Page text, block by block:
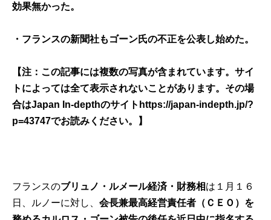
効果無かった。
・フランスの新聞社もゴーン氏の不正を公表し始めた。
【注：この記事には複数の写真が含まれています。サイ
トによっては全て表示されないことがあります。その場
合はJapan In-depthのサイト https://japan-indepth.jp/?
p=43747でお読みください。】
フランスのブリュノ・ルメール経済・財務相は１月１６
日、ルノーに対し、会長兼最高経営責任者（ＣＥＯ）を